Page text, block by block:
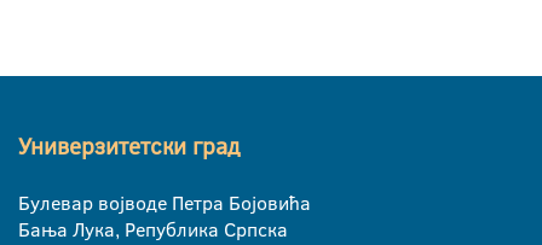
Универзитетски град
Булевар војводе Петра Бојовића
Бања Лука, Република Српска